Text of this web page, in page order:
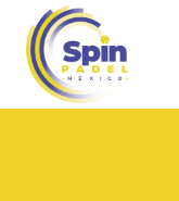
content